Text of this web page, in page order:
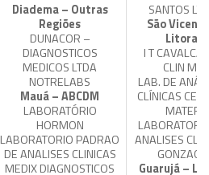
Diadema – Outras
Regiões
DUNACOR –
DIAGNOSTICOS
MEDICOS LTDA
NOTRELABS
Mauá – ABCDM
LABORATÓRIO
HORMON
LABORATORIO PADRAO
DE ANALISES CLINICAS
MEDIX DIAGNOSTICOS
SANTOS
São
Litoral
I T
CLIN ME
LAB. DE
CLÍNICAS
MATER
ANALISES
GONZAGA
Guarujá –